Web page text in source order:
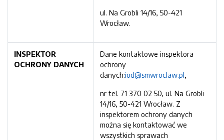
ul. Na Grobli 14/16, 50-421
Wrocław.
INSPEKTOR
OCHRONY DANYCH
Dane kontaktowe inspektora
ochrony
danych:iod@smwroclaw.pl,
nr tel. 71 370 02 50, ul. Na Grobli
14/16, 50-421 Wrocław. Z
inspektorem ochrony danych
można się kontaktować we
wszystkich sprawach